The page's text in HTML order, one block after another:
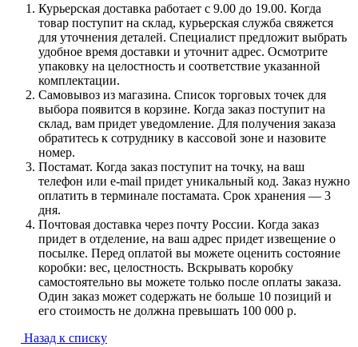
Курьерская доставка работает с 9.00 до 19.00. Когда
товар поступит на склад, курьерская служба свяжется
для уточнения деталей. Специалист предложит выбрать
удобное время доставки и уточнит адрес. Осмотрите
упаковку на целостность и соответствие указанной
комплектации.
Самовывоз из магазина. Список торговых точек для
выбора появится в корзине. Когда заказ поступит на
склад, вам придет уведомление. Для получения заказа
обратитесь к сотруднику в кассовой зоне и назовите
номер.
Постамат. Когда заказ поступит на точку, на ваш
телефон или e-mail придет уникальный код. Заказ нужно
оплатить в терминале постамата. Срок хранения — 3
дня.
Почтовая доставка через почту России. Когда заказ
придет в отделение, на ваш адрес придет извещение о
посылке. Перед оплатой вы можете оценить состояние
коробки: вес, целостность. Вскрывать коробку
самостоятельно вы можете только после оплаты заказа.
Один заказ может содержать не больше 10 позиций и
его стоимость не должна превышать 100 000 р.
Назад к списку